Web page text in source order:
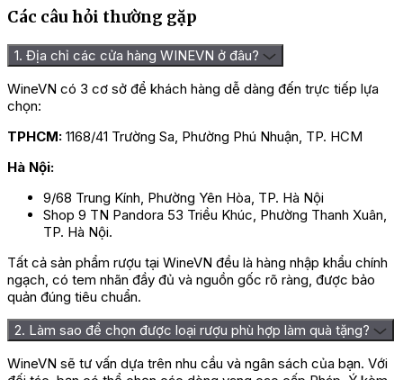
Quý vị lưu ý sử dụng vang khi đã được ướp lạnh sẽ mang đến
khi thưởng thức vang là các món ăn có nguồn gốc từ hải sản
như cá, tôm, cua, ghẹ. Bảo quản vang nơi khô ráo, thoáng mát.
=> Liên hệ ngay
Các câu hỏi thường gặp
1. Địa chỉ các cửa hàng WINEVN ở đâu?
WineVN có 3 cơ sở để khách hàng dễ dàng đến trực tiếp lựa
chọn:
TPHCM: 1168/41 Trường Sa, Phường Phú Nhuận, TP. HCM
Hà Nội:
9/68 Trung Kính, Phường Yên Hòa, TP. Hà Nội
Shop 9 TN Pandora 53 Triều Khúc, Phường Thanh Xuân,
TP. Hà Nội.
Tất cả sản phẩm rượu tại WineVN đều là hàng nhập khẩu chính
ngạch, có tem nhãn đầy đủ và nguồn gốc rõ ràng, được bảo
quản đúng tiêu chuẩn.
2. Làm sao để chọn được loại rượu phù hợp làm quà tặng?
WineVN sẽ tư vấn dựa trên nhu cầu và ngân sách của bạn. Với